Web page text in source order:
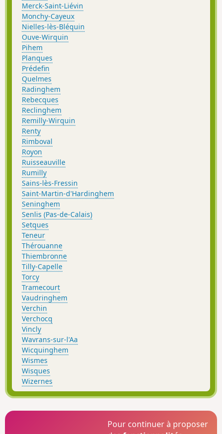
Merck-Saint-Liévin
Monchy-Cayeux
Nielles-lès-Bléquin
Ouve-Wirquin
Pihem
Planques
Prédefin
Quelmes
Radinghem
Rebecques
Reclinghem
Remilly-Wirquin
Renty
Rimboval
Royon
Ruisseauville
Rumilly
Sains-lès-Fressin
Saint-Martin-d'Hardinghem
Seninghem
Senlis (Pas-de-Calais)
Setques
Teneur
Thérouanne
Thiembronne
Tilly-Capelle
Torcy
Tramecourt
Vaudringhem
Verchin
Verchocq
Vincly
Wavrans-sur-l'Aa
Wicquinghem
Wismes
Wisques
Wizernes
Pour continuer à proposer